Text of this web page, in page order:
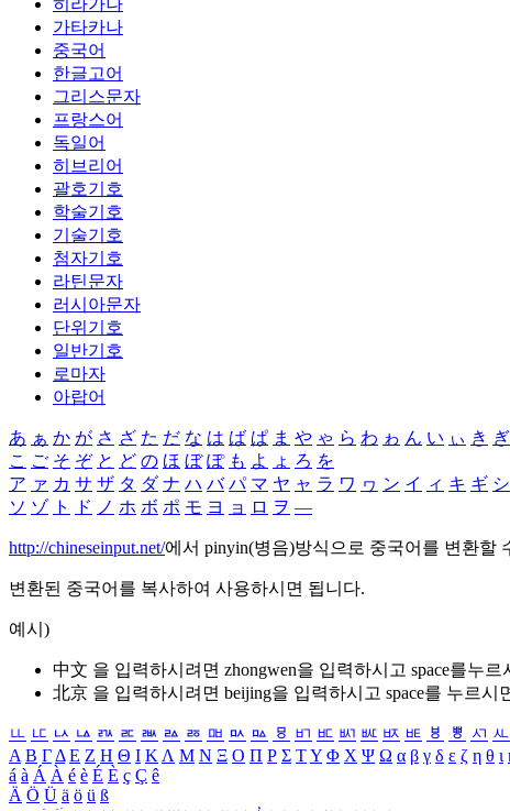
히라가나
가타카나
중국어
한글고어
그리스문자
프랑스어
독일어
히브리어
괄호기호
학술기호
기술기호
첨자기호
라틴문자
러시아문자
단위기호
일반기호
로마자
아랍어
あ ぁ か が さ ざ た だ な は ば ぱ ま や ゃ ら わ ゎ ん い ぃ き ぎ
こ ご そ ぞ と ど の ほ ぼ ぽ も よ ょ ろ を
ア ァ カ サ ザ タ ダ ナ ハ バ パ マ ヤ ャ ラ ワ ヮ ン イ ィ キ ギ シ
ソ ゾ ト ド ノ ホ ボ ポ モ ヨ ョ ロ ヲ ―
http://chineseinput.net/에서 pinyin(병음)방식으로 중국어를 변환할
변환된 중국어를 복사하여 사용하시면 됩니다.
예시)
中文 을 입력하시려면 zhongwen을 입력하시고 space를누르
北京 을 입력하시려면 beijing을 입력하시고 space를 누르시
ㅥ ㅦ ㅧ ㅨ ㅩ ㅪ ㅫ ㅬ ㅭ ㅮ ㅯ ㅰ ㅱ ㅲ ㅳ ㅴ ㅵ ㅶ ㅷ ㅸ ㅹ ㅺ ㅻ
Α Β ΓΔ Ε Ζ Η Θ Ι ΚΛ Μ Ν Ξ Ο Π Ρ Σ ΤΥ Φ Χ Ψ Ω α β γ δ ε ζ η θ ι
á à Á À é è É È ç Ç ê
Ä Ö Ü ä ö ü ß